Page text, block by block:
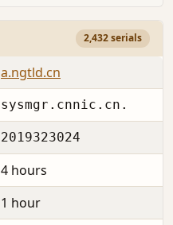
2,432 serials
a.ngtld.cn
sysmgr.cnnic.cn.
2019323024
4 hours
1 hour